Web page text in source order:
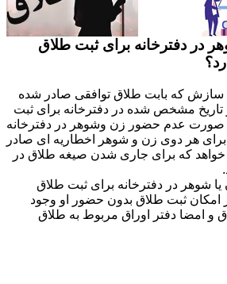
در دفترخانه برای ثبت طلاق
سازش که بابت طلاق توافقی صادر شده
تاریخ مشخص شده در دفترخانه برای ثبت
صورت عدم حضور زن وشوهر در دفترخانه
برای هر دوی زن و شوهر اخطاریه ای صادر
که برای جاری شدن صیغه طلاق در
شوهر در دفترخانه برای ثبت طلاق
امکان ثبت طلاق بدون حضور او وجود
و امضا دفتر اوراق مربوط به طلاق